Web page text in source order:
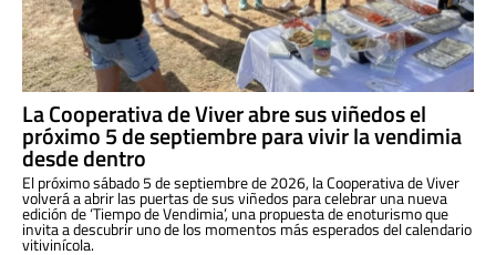
La Cooperativa de Viver abre sus viñedos el
próximo 5 de septiembre para vivir la vendimia
desde dentro
El próximo sábado 5 de septiembre de 2026, la Cooperativa de Viver
volverá a abrir las puertas de sus viñedos para celebrar una nueva
edición de ‘Tiempo de Vendimia’, una propuesta de enoturismo que
invita a descubrir uno de los momentos más esperados del calendario
vitivinícola.